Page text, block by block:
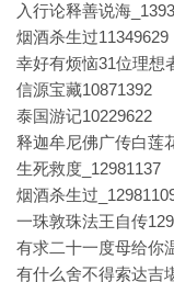
入行论释善说海
烟酒杀生过11349629
幸好有烦恼31位理想
信源宝藏10871392
泰国游记10229622
释迦牟尼佛广传白莲
生死救度_12981137
烟酒杀生过
一珠敦珠法王自传
有求二十一度母给你
有什么舍不得索达吉